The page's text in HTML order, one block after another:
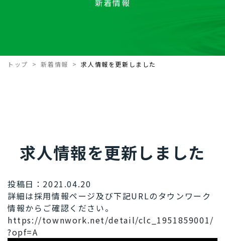
新着情報
トップ 新着情報 求人情報を更新しました
求人情報を更新しました
投稿日：2021.04.20
詳細は採用情報ページ及び下記URLのタウンワーク
情報からご確認ください。
https://townwork.net/detail/clc_1951859001/
?opf=A